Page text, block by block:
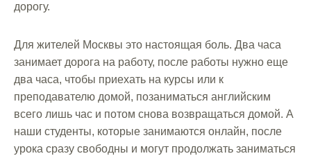
дорогу.
Для жителей Москвы это настоящая боль. Два часа
занимает дорога на работу, после работы нужно еще
два часа, чтобы приехать на курсы или к
преподавателю домой, позаниматься английским
всего лишь час и потом снова возвращаться домой. А
наши студенты, которые занимаются онлайн, после
урока сразу свободны и могут продолжать заниматься